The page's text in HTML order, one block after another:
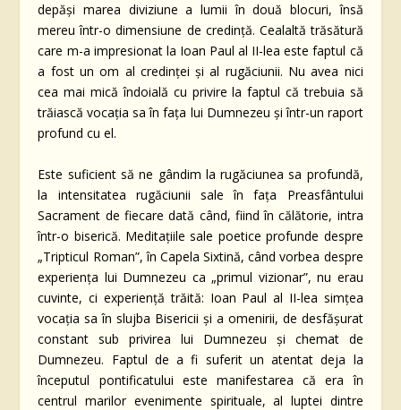
depăși marea diviziune a lumii în două blocuri, însă
mereu într-o dimensiune de credință. Cealaltă trăsătură
care m-a impresionat la Ioan Paul al II-lea este faptul că
a fost un om al credinței și al rugăciunii. Nu avea nici
cea mai mică îndoială cu privire la faptul că trebuia să
trăiască vocația sa în fața lui Dumnezeu și într-un raport
profund cu el.
Este suficient să ne gândim la rugăciunea sa profundă,
la intensitatea rugăciunii sale în fața Preasfântului
Sacrament de fiecare dată când, fiind în călătorie, intra
într-o biserică. Meditațiile sale poetice profunde despre
„Tripticul Roman”, în Capela Sixtină, când vorbea despre
experiența lui Dumnezeu ca „primul vizionar”, nu erau
cuvinte, ci experiență trăită: Ioan Paul al II-lea simțea
vocația sa în slujba Bisericii și a omenirii, de desfășurat
constant sub privirea lui Dumnezeu și chemat de
Dumnezeu. Faptul de a fi suferit un atentat deja la
începutul pontificatului este manifestarea că era în
centrul marilor evenimente spirituale, al luptei dintre